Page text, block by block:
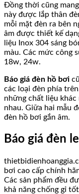
Đồng thời cũng
này được lắp thân
mỗi mặt đèn ra bên
âm được thiết kế
liệu Inox 304 sáng
màu. Các mức công
18w, 24w.
Báo giá đèn hồ bơi
các loại đèn phía
những chất liệu khác
nhau. Giữa hai mẫu
đèn hồ bơi gắn âm.
Báo giá đèn
bơi cao cấp chính
Các sản phẩm đều
khả năng chống gỉ